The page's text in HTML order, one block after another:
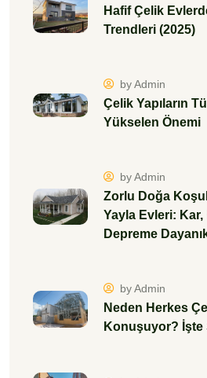
Hafif Çelik
Trendleri (2025)
by Admin
Çelik Yapıların
Yükselen Önemi
by Admin
Zorlu Doğa
Yayla Evleri: Kar,
Depreme
by Admin
Neden Herkes
Konuşuyor? İşte